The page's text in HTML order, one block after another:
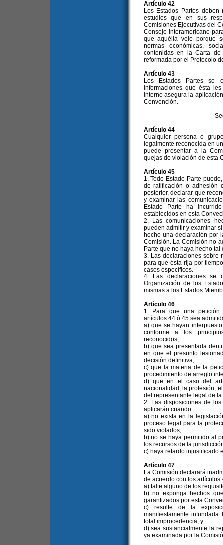
Artículo 42
Los Estados Partes
estudios que en sus
Comisiones Ejecutivas del
Consejo Interamericano
que aquélla vele porque
normas económicas,
contenidas en la Carta de
reformada por el Protocolo
Artículo 43
Los Estados Partes se
informaciones que ésta
interno asegura la
Convención.
Artículo 44
Cualquier persona o
legalmente reconocida en
puede presentar a la
quejas de violación de esta
Artículo 45
1. Todo Estado Parte
de ratificación o adhesión
posterior, declarar que
y examinar las
Estado Parte ha
establecidos en esta
2. Las comunicaciones
pueden admitir y examinar
hecho una declaración por
Comisión. La Comisión no
Parte que no haya hecho tal
3. Las declaraciones sobre
para que ésta rija por
casos específicos.
4. Las declaraciones se
Organización de los
mismas a los Estados
Artículo 46
1. Para que una petición
artículos 44 ó 45 sea
a) que se hayan
conforme a los
reconocidos;
b) que sea presentada
en que el presunto
decisión definitiva;
c) que la materia de la
procedimiento de arreglo
d) que en el caso del
nacionalidad, la profesión,
del representante legal de
2. Las disposiciones de
aplicarán cuando:
a) no exista en la
proceso legal para la
sido violados;
b) no se haya permitido al
los recursos de la
c) haya retardo injustificado
Artículo 47
La Comisión declarará
de acuerdo con los artículos
a) falte alguno de los
b) no exponga hechos
garantizados por esta
c) resulte de la
manifiestamente
total improcedencia, y
d) sea sustancialmente la
ya examinada por la